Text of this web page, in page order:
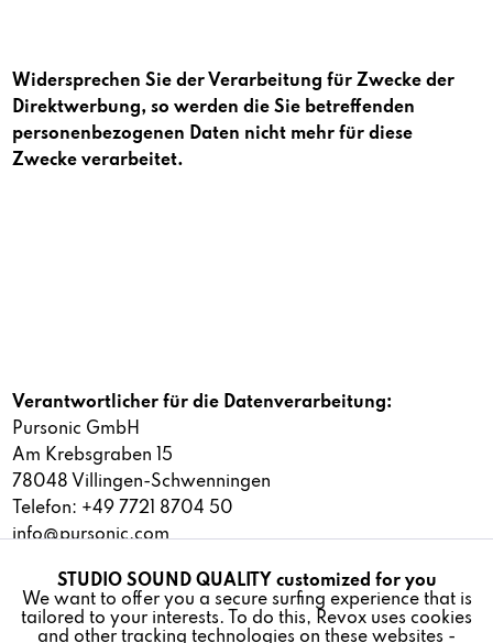
Widersprechen Sie der Verarbeitung für Zwecke der
Direktwerbung, so werden die Sie betreffenden
personenbezogenen Daten nicht mehr für diese
Zwecke verarbeitet.
Verantwortlicher für die Datenverarbeitung:
Pursonic GmbH
Am Krebsgraben 15
78048 Villingen-Schwenningen
Telefon: +49 7721 8704 50
info@pursonic.com
Dieses Dokument wurde erstellt und wird aktualisiert mit
der Technologie derjanolaw AG.
Funktionale Active
STUDIO SOUND QUALITY customized for you
We want to offer you a secure surfing experience that is
tailored to your interests. To do this, Revox uses cookies
and other tracking technologies on these websites -